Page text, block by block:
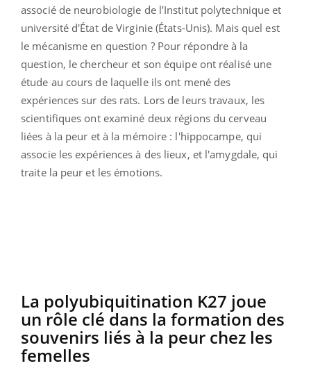
associé de neurobiologie de l’Institut polytechnique et
université d'État de Virginie (États-Unis). Mais quel est
le mécanisme en question ? Pour répondre à la
question, le chercheur et son équipe ont réalisé une
étude au cours de laquelle ils ont mené des
expériences sur des rats. Lors de leurs travaux, les
scientifiques ont examiné deux régions du cerveau
liées à la peur et à la mémoire : l'hippocampe, qui
associe les expériences à des lieux, et l'amygdale, qui
traite la peur et les émotions.
La polyubiquitination K27 joue
un rôle clé dans la formation des
souvenirs liés à la peur chez les
femelles